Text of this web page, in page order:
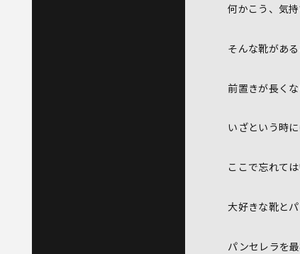
何かこう、気
そんな靴があ
前置きが長く
いざという時
ここで忘れて
大好きな靴と
パンセレラを